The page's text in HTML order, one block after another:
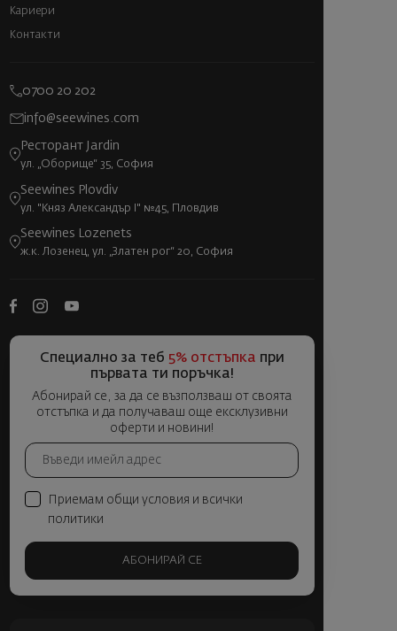
Кариери
Контакти
0700 20 202
info@seewines.com
Ресторант Jardin
ул. „Оборище“ 35, София
Seewines Plovdiv
ул. "Княз Александър I" №45, Пловдив
Seewines Lozenets
ж.к. Лозенец, ул. „Златен рог“ 20, София
Специално за теб 5% отстъпка при
първата ти поръчка!
Абонирай се, за да се възползваш от своята
отстъпка и да получаваш още ексклузивни
оферти и новини!
Приемам общи условия и всички
политики
АБОНИРАЙ СЕ